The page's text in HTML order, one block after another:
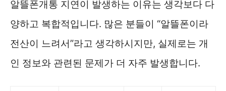
알뜰폰개통 지연이 발생하는 이유는 생각보다 다
양하고 복합적입니다. 많은 분들이 “알뜰폰이라
전산이 느려서”라고 생각하시지만, 실제로는 개
인 정보와 관련된 문제가 더 자주 발생합니다.